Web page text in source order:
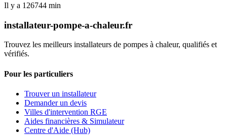
Il y a 126744 min
installateur-pompe-a-chaleur.fr
Trouvez les meilleurs installateurs de pompes à chaleur, qualifiés et
vérifiés.
Pour les particuliers
Trouver un installateur
Demander un devis
Villes d'intervention RGE
Aides financières & Simulateur
Centre d'Aide (Hub)